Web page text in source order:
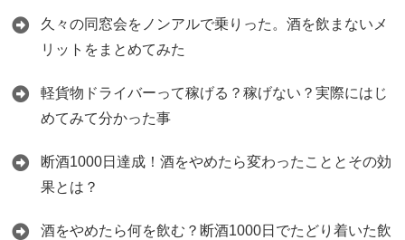
久々の同窓会をノンアルで乗りった。酒を飲まないメ
リットをまとめてみた
軽貨物ドライバーって稼げる？稼げない？実際にはじ
めてみて分かった事
断酒1000日達成！酒をやめたら変わったこととその効
果とは？
酒をやめたら何を飲む？断酒1000日でたどり着いた飲